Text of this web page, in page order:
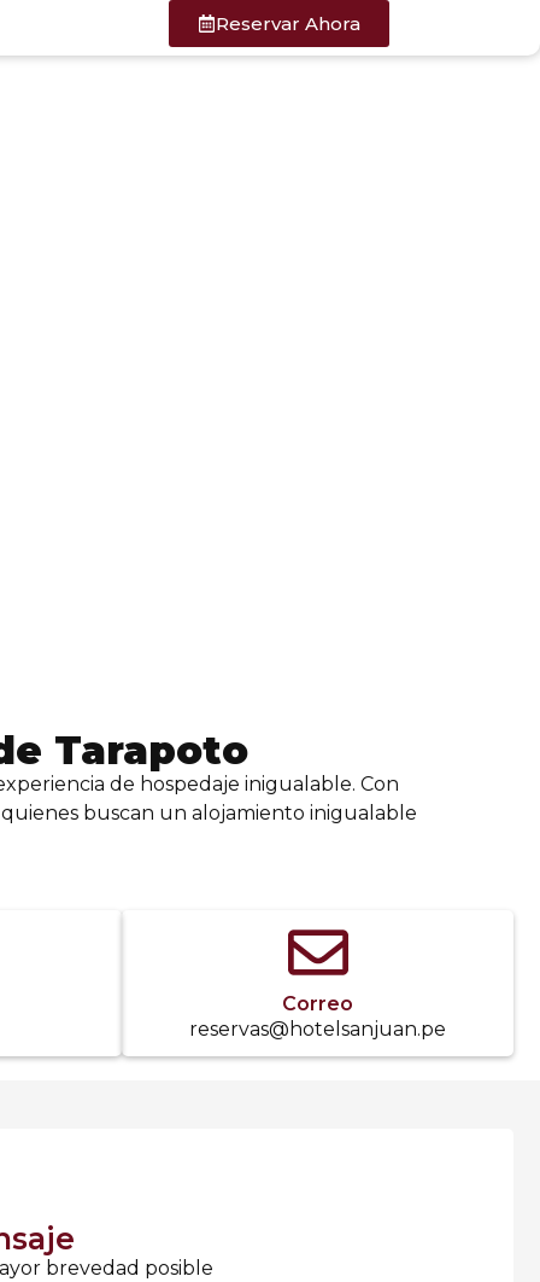
Reservar Ahora
Tarapoto
de hospedaje inigualable. Con
buscan un alojamiento inigualable
Correo
reservas@hotelsanjuan.pe
brevedad posible